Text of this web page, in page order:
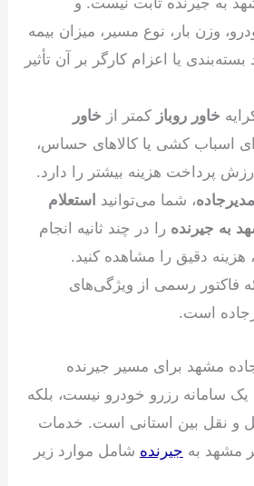
به جیرنده ثابت نیست. و
وزن بار، نوع مسیر، میزان بیمه
یا اعزام کارگر بر آن تأثیر
خاور روباز کمتر از خاور
اسباب کشی یا کالاهای حساس،
پرداخت هزینه بیشتر را دارد.
، شما می‌توانید استعلام
به جیرنده را در چند ثانیه انجام
هزینه دقیق را مشاهده کنید.
فاکتور رسمی از ویژگی‌های
است.
مشهد برای مسیر جیرنده
یک سامانه رزرو خودرو نیست، بلکه
و نقل بین استانی است. خدمات
مشهد به جیرنده شامل موارد زیر